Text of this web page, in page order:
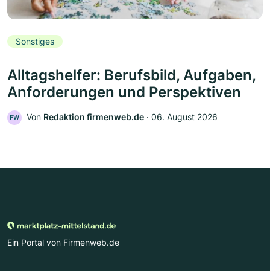
Sonstiges
Alltagshelfer: Berufsbild, Aufgaben,
Anforderungen und Perspektiven
FW Von Redaktion firmenweb.de ‧ 06. August 2026
Ein Portal von Firmenweb.de